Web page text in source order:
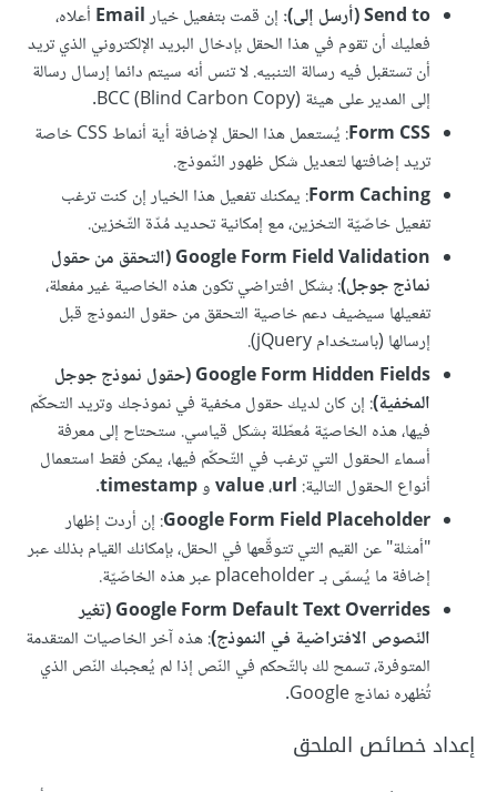
Send to (أرسل إلى):
إن قمت بتفعيل خيارEmail أعلاه،
فعليك أن تقوم في هذا الحقل بإدخال البريد الإلكتروني الذي تريد
أن تستقبل فيه رسالة التنبيه. لا تنس أنه سيتم دائما إرسال رسالة
إلى المدير على هيئة (BCC (Blind Carbon Copy.
Form CSS
: يُستعمل هذا الحقل لإضافة أية أنماط CSS خاصة
تريد إضافتها لتعديل شكل ظهور النّموذج.
Form Caching: يمكنك تفعيل هذا الخيار إن كنت ترغب
تفعيل خاصّيّة التخزين، مع إمكانية تحديد مُدّة التّخزين.
Google Form Field Validation (التحقق من حقول
نماذج جوجل): بشكل افتراضي تكون هذه الخاصية غير مفعلة،
تفعيلها سيضيف دعم خاصية التحقق من حقول النموذج قبل
إرسالها (باستخدام jQuery).
Google Form Hidden Fields (حقول نموذج جوجل
المخفية): إن كان لديك حقول مخفية في نموذجك وتريد التحكّم
فيها، هذه الخاصيّة مُعطّلة بشكل قياسي. ستحتاح إلى معرفة
أسماء الحقول التي ترغب في التّحكّم فيها، يمكن فقط استعمال
أنواع الحقول التالية:
value،url وtimestamp
.
Google Form Field Placeholder: إن أردت إظهار
"أمثلة" عن القيم التي تتوقّعها في الحقل، بإمكانك القيام بذلك عبر
إضافة ما يُسمّى بـ placeholder عبر هذه الخاصّيّة.
Google Form Default Text Overrides (تغير
النّصوص الافتراضية في النموذج): هذه آخر الخاصيات المتقدمة
المتوفرة، تسمح لك بالتّحكم في النّص إذا لم يُعجبك النّص الذي
تُظهره نماذج Google.
إعداد خصائص الملحق